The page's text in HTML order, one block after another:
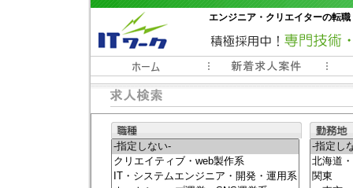
エンジニア・クリエイターの転
常時3000件以上の求人情報掲載中